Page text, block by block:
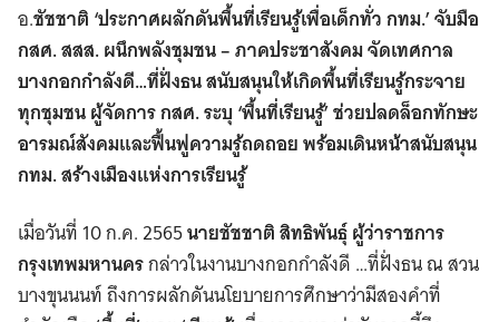
อ.ชัชชาติ ‘ประกาศผลักดันพื้นที่เรียนรู้เพื่อเด็กทั่ว กทม.’ จับมือ
กสศ. สสส. ผนึกพลังชุมชน – ภาคประชาสังคม จัดเทศกาล
บางกอกกำลังดี…ที่ฝั่งธน สนับสนุนให้เกิดพื้นที่เรียนรู้กระจาย
ทุกชุมชน ผู้จัดการ กสศ. ระบุ ‘พื้นที่เรียนรู้’ ช่วยปลดล็อกทักษะ
อารมณ์สังคมและฟื้นฟูความรู้ถดถอย พร้อมเดินหน้าสนับสนุน
กทม. สร้างเมืองแห่งการเรียนรู้
เมื่อวันที่ 10 ก.ค. 2565นายชัชชาติ สิทธิพันธุ์ ผู้ว่าราชการ
กรุงเทพมหานครกล่าวในงานบางกอกกำลังดี …ที่ฝั่งธน ณ สวน
บางขุนนนท์ ถึงการผลักดันนโยบายการศึกษาว่ามีสองคำที่